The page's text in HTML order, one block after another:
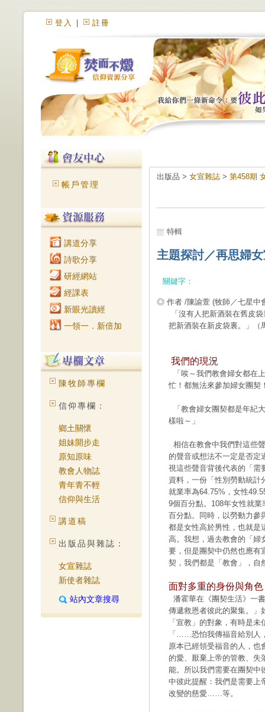
登入 註冊
帳戶管理
講道分享
詩歌分享
研經網站
經課表
新眼光讀經
一領一．新倍加
陳牧師專欄
信仰專欄：
鄉土關懷
姐妹開步走
原知原味
教會人物誌
青年青不輕
信仰與生活
講道稿
出版品與雜誌：
女宣雜誌
新使者雜誌
站內文章搜尋
出版品 > 女宣雜誌 > 第458期
特輯
主題探討／再思婦
關鍵字：
◎ 作者 /陳諭萱 (牧師／七星中
「沒有人把新酒裝在舊皮袋
把新酒裝在新皮袋裏。」（
我們的現況
「唉～我們教會婦女都在
忙！都無法來參加婦女團契
「教會婦女團契都是年紀
樣啦～」
相信在教會中我們對這些
的聲音或想法不一定是否定
視這些聲音背後代表的「需
資料，一份「性別勞動統計
就業率為64.75%，女性
9個百分點。108年女性就
百分點。同時，以勞動力參
都是女性高於男性，也就是
高。我想，過去教會的「婦
要，但是團契中仍然也應有
契，我們都是「教會」，自
面對多重的身份與角
潘霍華在《團契生活》一
傳遞救恩者彼此的聚集。」
「宣教」的對象，有時是
「……恐怕我傳福音給別人
原本已經領受福音的人，
的愛、厭棄上帝的管教、失
能。所以我們需要在團契中
中彼此提醒：我們是需要上
改變的慈愛……等。